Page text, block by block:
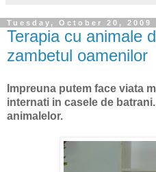
Tuesday, October 20, 2009
Terapia cu animale
zambetul oamenilor
Impreuna putem face viata
internati in casele de
animalelor.